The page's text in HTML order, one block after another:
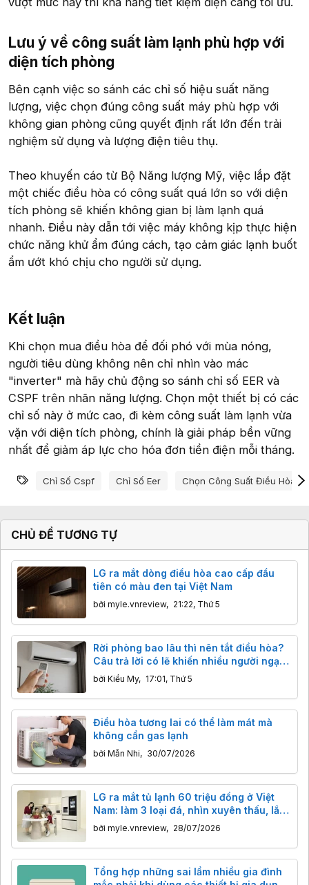
Lưu ý về công suất làm lạnh phù hợp với
diện tích phòng​
Bên cạnh việc so sánh các chỉ số hiệu suất năng
lượng, việc chọn đúng công suất máy phù hợp với
không gian phòng cũng quyết định rất lớn đến trải
nghiệm sử dụng và lượng điện tiêu thụ.
Theo khuyến cáo từ Bộ Năng lượng Mỹ, việc lắp đặt
một chiếc điều hòa có công suất quá lớn so với diện
tích phòng sẽ khiến không gian bị làm lạnh quá
nhanh. Điều này dẫn tới việc máy không kịp thực hiện
chức năng khử ẩm đúng cách, tạo cảm giác lạnh buốt
ẩm ướt khó chịu cho người sử dụng.
Kết luận​
Khi chọn mua điều hòa để đối phó với mùa nóng,
người tiêu dùng không nên chỉ nhìn vào mác
"inverter" mà hãy chủ động so sánh chỉ số EER và
CSPF trên nhãn năng lượng. Chọn một thiết bị có các
chỉ số này ở mức cao, đi kèm công suất làm lạnh vừa
vặn với diện tích phòng, chính là giải pháp bền vững
nhất để giảm áp lực cho hóa đơn tiền điện mỗi tháng.
Từ khóa
Chỉ Số Cspf Chỉ Số Eer Chọn Công Suất Điều Hòa
CHỦ ĐỀ TƯƠNG TỰ
LG ra mắt dòng điều hòa cao cấp đầu
tiên có màu đen tại Việt Nam
bởi myle.vnreview, 21:22, Thứ 5
Rời phòng bao lâu thì nên tắt điều hòa?
Câu trả lời có lẽ khiến nhiều người ngạc
nhiên
bởi Kiều My, 17:01, Thứ 5
Điều hòa tương lai có thể làm mát mà
không cần gas lạnh
bởi Mẫn Nhi, 30/07/2026
LG ra mắt tủ lạnh 60 triệu đồng ở Việt
Nam: làm 3 loại đá, nhìn xuyên thấu, lắp
âm tủ bếp vẫn mở thoải mái
bởi myle.vnreview, 28/07/2026
Tổng hợp những sai lầm nhiều gia đình